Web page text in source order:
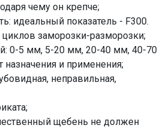
чему он крепче;
идеальный показатель - F300.
циклов заморозки-разморозки;
0-5 мм, 5-20 мм, 20-40 мм, 40-70
и применения;
неправильная,
щебень не должен